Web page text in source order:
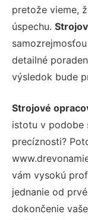
pretože vieme,
úspechu.
detailné
výsledok bude
Strojové
istotu v podobe
precíznosti?
vám vysokú
jednanie od
dokončenie